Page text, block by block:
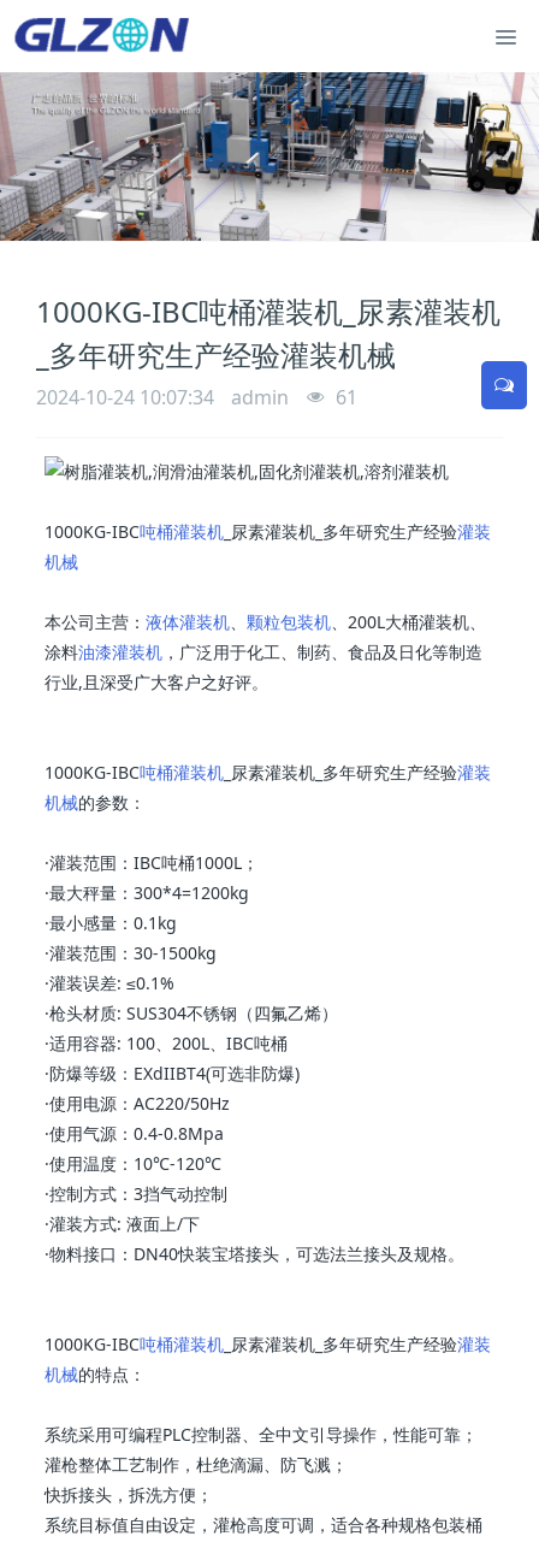
1000KG-IBC吨桶灌装机_尿素灌装机
_多年研究生产经验灌装机械
2024-10-24 10:07:34 admin 61
1000KG-IBC吨桶灌装机 _尿素灌装机_多年研究生产经验灌装
机械
本公司主营：液体灌装机、颗粒包装机、200L大桶灌装机、
涂料油漆灌装机 ，广泛用于化工、制药、食品及日化等制造
行业,且深受广大客户之好评。
1000KG-IBC吨桶灌装机 _尿素灌装机_多年研究生产经验灌装
机械的参数：
·灌装范围：IBC吨桶1000L；
·最大秤量：300*4=1200kg
·最小感量：0.1kg
·灌装范围：30-1500kg
·灌装误差: ≤0.1%
·枪头材质: SUS304不锈钢（四氟乙烯）
·适用容器: 100、200L、IBC吨桶
·防爆等级：EXdIIBT4(可选非防爆)
·使用电源：AC220/50Hz
·使用气源：0.4-0.8Mpa
·使用温度：10℃-120℃
·控制方式：3挡气动控制
·灌装方式: 液面上/下
·物料接口：DN40快装宝塔接头，可选法兰接头及规格。
1000KG-IBC吨桶灌装机 _尿素灌装机_多年研究生产经验灌装
机械的特点：
系统采用可编程PLC控制器、全中文引导操作，性能可靠；
灌枪整体工艺制作，杜绝滴漏、防飞溅；
快拆接头，拆洗方便；
系统目标值自由设定，灌枪高度可调，适合各种规格包装桶